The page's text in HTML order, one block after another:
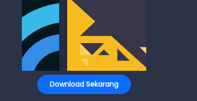
Download Sekarang